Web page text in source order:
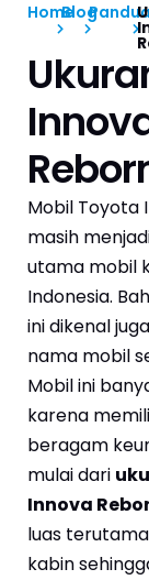
HomeBlog
Mobil Toyota
masih
utama mobil
Indonesia.
ini dikenal
nama mobil
Mobil ini
karena
beragam
mulai dari
Innova
luas
kabin